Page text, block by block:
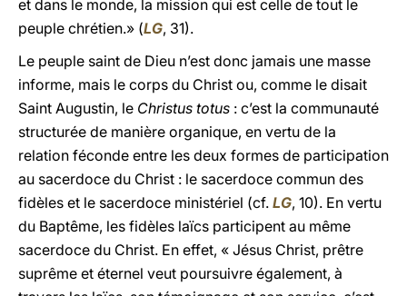
et dans le monde, la mission qui est celle de tout le
peuple chrétien.» (LG, 31).
Le peuple saint de Dieu n’est donc jamais une masse
informe, mais le corps du Christ ou, comme le disait
Saint Augustin, le Christus totus : c’est la communauté
structurée de manière organique, en vertu de la
relation féconde entre les deux formes de participation
au sacerdoce du Christ : le sacerdoce commun des
fidèles et le sacerdoce ministériel (cf. LG, 10). En vertu
du Baptême, les fidèles laïcs participent au même
sacerdoce du Christ. En effet, « Jésus Christ, prêtre
suprême et éternel veut poursuivre également, à